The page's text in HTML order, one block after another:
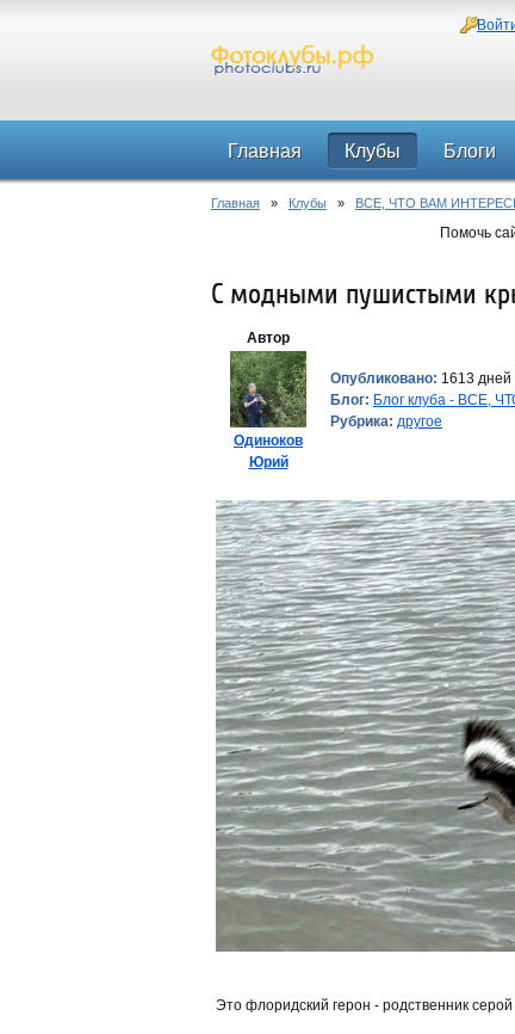
Главная Клубы Блоги
Главная » Клубы » ВСЕ, ЧТО ВАМ
Помочь
С модными пушистыми
Автор
Одиноков
Юрий
Опубликовано: 1613
Блог: Блог клуба - ВСЕ,
Рубрика: другое
Это флоридский герон - родственник